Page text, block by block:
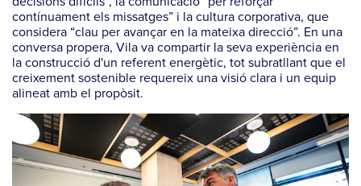
contínuament els missatges” i la cultura corporativa, que
considera “clau per avançar en la mateixa direcció”. En una
conversa propera, Vila va compartir la seva experiència en
la construcció d'un referent energètic, tot subratllant que el
creixement sostenible requereix una visió clara i un equip
alineat amb el propòsit.